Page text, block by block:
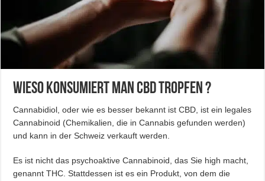
Wieso konsumiert man CBD Tropfen ?
Cannabidiol, oder wie es besser bekannt ist CBD, ist ein legales
Cannabinoid (Chemikalien, die in Cannabis gefunden werden)
und kann in der Schweiz verkauft werden.
Es ist nicht das psychoaktive Cannabinoid, das Sie high macht,
genannt THC. Stattdessen ist es ein Produkt, von dem die